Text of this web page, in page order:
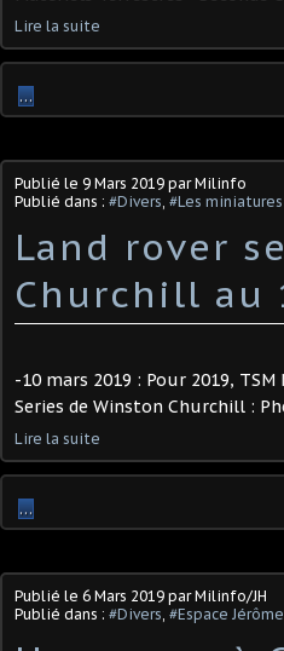
Lire la suite
…
Publié le 9 Mars 2019 par Milinfo
Publié dans : #Divers, #Les
Land rover
Churchill au
-10 mars 2019 : Pour 2019,
Series de Winston Churchill :
Lire la suite
…
Publié le 6 Mars 2019 par Milinfo/JH
Publié dans : #Divers, #Espace